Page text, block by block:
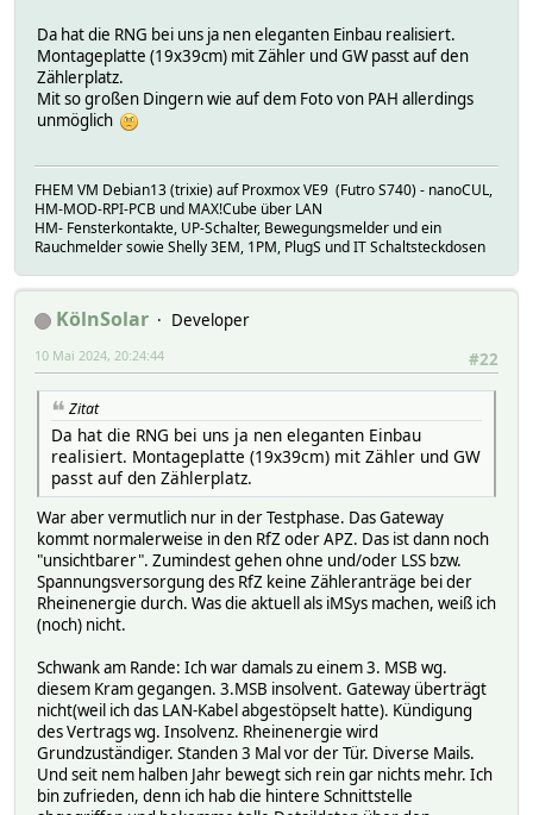
Da hat die RNG bei uns ja nen eleganten Einbau realisiert.
Montageplatte (19x39cm) mit Zähler und GW passt auf den
Zählerplatz.
Mit so großen Dingern wie auf dem Foto von PAH allerdings
unmöglich
FHEM VM Debian13 (trixie) auf Proxmox VE9 (Futro S740) - nanoCUL,
HM-MOD-RPI-PCB und MAX!Cube über LAN
HM- Fensterkontakte, UP-Schalter, Bewegungsmelder und ein
Rauchmelder sowie Shelly 3EM, 1PM, PlugS und IT Schaltsteckdosen
KölnSolar
Developer
#22
10 Mai 2024, 20:24:44
Zitat
Da hat die RNG bei uns ja nen eleganten Einbau
realisiert. Montageplatte (19x39cm) mit Zähler und GW
passt auf den Zählerplatz.
War aber vermutlich nur in der Testphase. Das Gateway
kommt normalerweise in den RfZ oder APZ. Das ist dann noch
"unsichtbarer". Zumindest gehen ohne und/oder LSS bzw.
Spannungsversorgung des RfZ keine Zähleranträge bei der
Rheinenergie durch. Was die aktuell als iMSys machen, weiß ich
(noch) nicht.
Schwank am Rande: Ich war damals zu einem 3. MSB wg.
diesem Kram gegangen. 3.MSB insolvent. Gateway überträgt
nicht(weil ich das LAN-Kabel abgestöpselt hatte). Kündigung
des Vertrags wg. Insolvenz. Rheinenergie wird
Grundzuständiger. Standen 3 Mal vor der Tür. Diverse Mails.
Und seit nem halben Jahr bewegt sich rein gar nichts mehr. Ich
bin zufrieden, denn ich hab die hintere Schnittstelle